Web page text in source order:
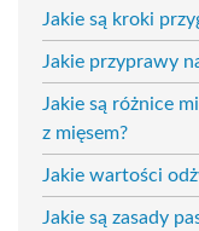
Jakie są kroki
Jakie przyprawy
Jakie są różnice
z mięsem?
Jakie wartości
Jakie są zasady